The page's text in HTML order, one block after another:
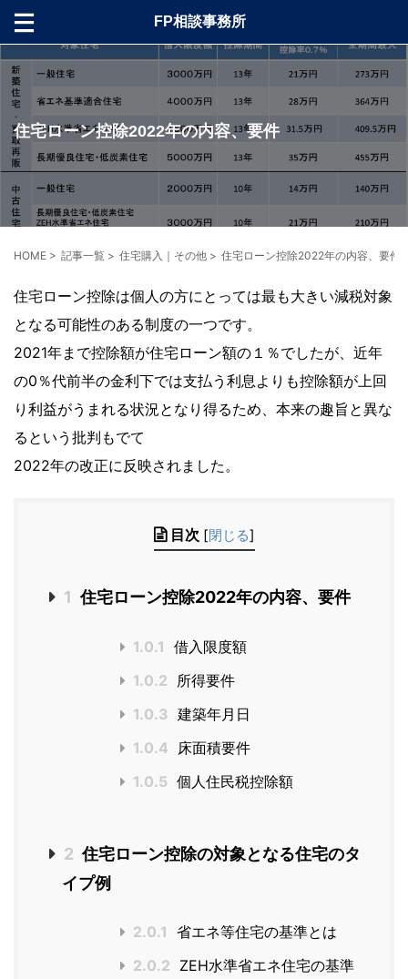
FP相談事務所
住宅ローン控除2022年の内容、要件
HOME > 記事一覧 > 住宅購入｜その他 > 住宅ローン控除2022年の内容、要件
住宅ローン控除は個人の方にとっては最も大きい減税対象
となる可能性のある制度の一つです。
2021年まで控除額が住宅ローン額の１％でしたが、近年
の0％代前半の金利下では支払う利息よりも控除額が上回
り利益がうまれる状況となり得るため、本来の趣旨と異な
るという批判もでて
2022年の改正に反映されました。
目次 [閉じる]
1 住宅ローン控除2022年の内容、要件
1.0.1 借入限度額
1.0.2 所得要件
1.0.3 建築年月日
1.0.4 床面積要件
1.0.5 個人住民税控除額
2 住宅ローン控除の対象となる住宅のタ
イプ例
2.0.1 省エネ等住宅の基準とは
2.0.2 ZEH水準省エネ住宅の基準